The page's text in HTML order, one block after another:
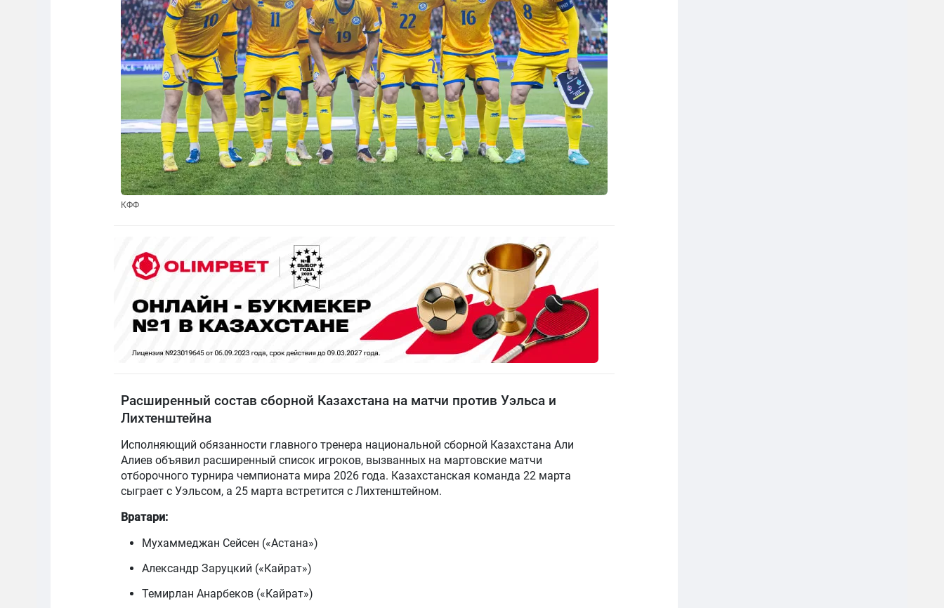
КФФ
Расширенный состав сборной Казахстана на матчи против Уэльса и
Лихтенштейна
Исполняющий обязанности главного тренера национальной сборной Казахстана Али
Алиев объявил расширенный список игроков, вызванных на мартовские матчи
отборочного турнира чемпионата мира 2026 года. Казахстанская команда 22 марта
сыграет с Уэльсом, а 25 марта встретится с Лихтенштейном.
Вратари:
Мухаммеджан Сейсен («Астана»)
Александр Заруцкий («Кайрат»)
Темирлан Анарбеков («Кайрат»)